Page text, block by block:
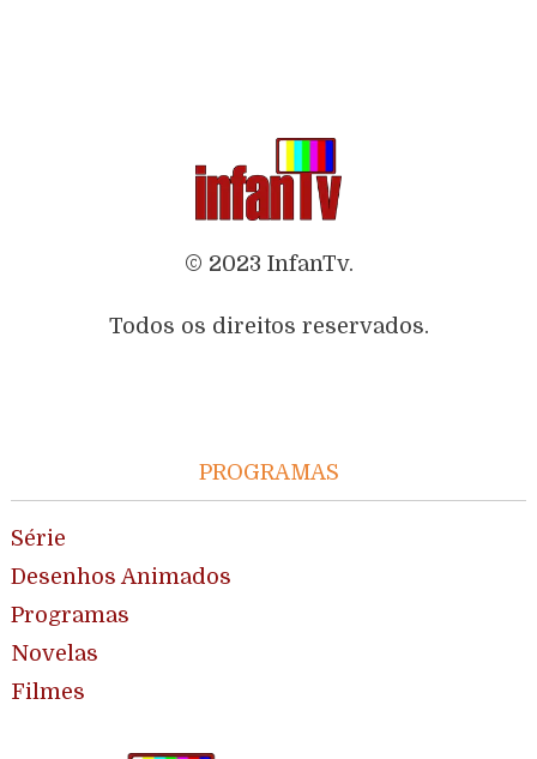
© 2023 InfanTv.
Todos os direitos reservados.
PROGRAMAS
Série
Desenhos Animados
Programas
Novelas
Filmes